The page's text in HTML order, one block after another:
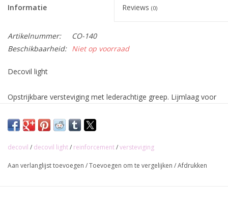
Informatie Reviews (0)
Artikelnummer:
CO-140
Beschikbaarheid: Niet op voorraad
Decovil light
Opstrijkbare versteviging met lederachtige greep. Lijmlaag voor
met een hittepers.
light is de lichtere/dunne versie van Decovil I
decovil / decovil light/ reinforcement/versteviging
Aan verlanglijst toevoegen /Toevoegen om te vergelijken /Afdrukken